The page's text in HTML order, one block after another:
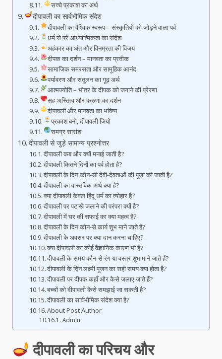
सच्चे प्रकाश का अर्थ
दीपावली का सार्वभौमिक संदेश
दीपावली का वैश्विक स्वरूप – संस्कृतियों को जोड़ने वाला पर्व
धर्म से परे आध्यात्मिकता का संदेश
अहंकार का अंत और विनम्रता की विजय
दीपक का दर्शन – मानवता का प्रतीक
सामाजिक समरसता और सामूहिक आनंद
पर्यावरण और संतुलन का गूढ़ अर्थ
आत्मज्योति – भीतर के दीपक को जगाने की प्रेरणा
सह-अस्तित्व और करुणा का दर्शन
दीपावली और मानवता का भविष्य
प्रकाश बनो, दीपावली जियो
समग्र सारांश:
दीपावली से जुड़े सामान्य प्रश्नोत्तर
दीपावली कब और क्यों मनाई जाती है?
दीपावली कितने दिनों का पर्व होता है?
दीपावली के दिन कौन-सी देवी-देवताओं की पूजा की जाती है?
दीपावली का वास्तविक अर्थ क्या है?
क्या दीपावली केवल हिंदू धर्म का त्योहार है?
दीपावली पर पटाखे जलाने की परंपरा क्यों है?
दीपावली में घर की सफाई का क्या महत्व है?
दीपावली के दिन कौन-से कार्य शुभ माने जाते हैं?
दीपावली के अवसर पर क्या दान करना चाहिए?
क्या दीपावली का कोई वैज्ञानिक कारण भी है?
दीपावली के समय कौन-से रंग या वस्त्र शुभ माने जाते हैं?
दीपावली के दिन लक्ष्मी पूजन का सही समय क्या होता है?
दीपावली पर दीपक कहाँ और कैसे जलाए जाते हैं?
बच्चों को दीपावली कैसे समझाई जा सकती है?
दीपावली का सार्वभौमिक संदेश क्या है?
About Post Author
Admin
दीपावली का परिचय और